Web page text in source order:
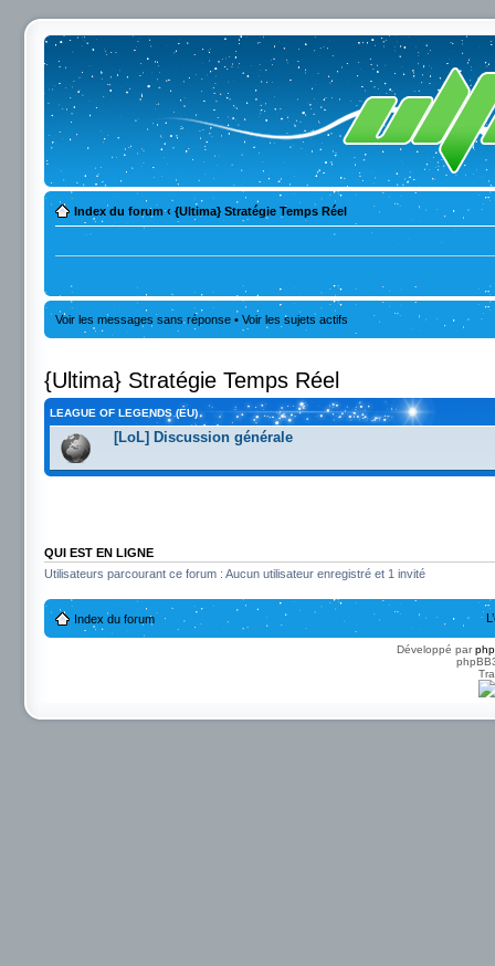
Index du forum ‹ {Ultima} Stratégie Temps Réel
Voir les messages sans réponse • Voir les sujets actifs
{Ultima} Stratégie Temps Réel
LEAGUE OF LEGENDS (EU)
[LoL] Discussion générale
QUI EST EN LIGNE
Utilisateurs parcourant ce forum : Aucun utilisateur enregistré et 1 invité
Index du forum
Développé par